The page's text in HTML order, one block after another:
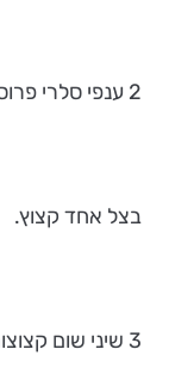
2 ענפי סלרי פרוסים.
בצל אחד קצוץ.
3 שיני שום קצוצות.